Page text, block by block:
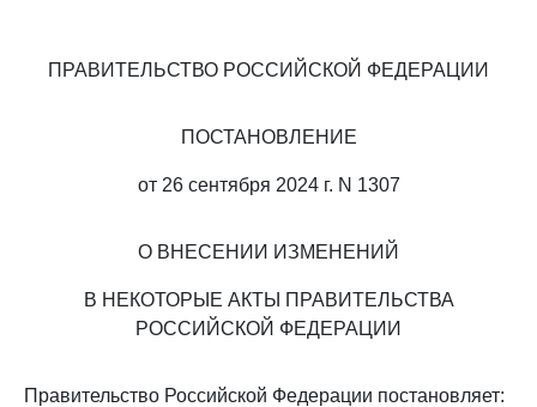
ПРАВИТЕЛЬСТВО РОССИЙСКОЙ ФЕДЕРАЦИИ
ПОСТАНОВЛЕНИЕ
от 26 сентября 2024 г. N 1307
О ВНЕСЕНИИ ИЗМЕНЕНИЙ
В НЕКОТОРЫЕ АКТЫ ПРАВИТЕЛЬСТВА
РОССИЙСКОЙ ФЕДЕРАЦИИ
Правительство Российской Федерации постановляет: